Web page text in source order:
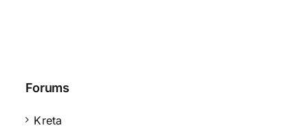
Forums
Kreta